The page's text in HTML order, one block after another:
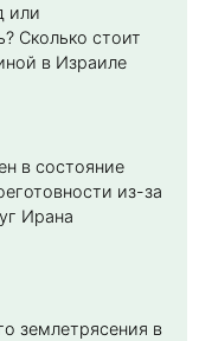
или
Cколько стоит
в Израиле
в состояние
из-за
Ирана
землетрясения в